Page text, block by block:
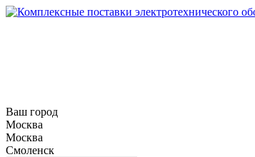
Ваш город
Москва
Москва
Смоленск